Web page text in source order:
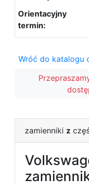
Wróć do katalogu
zamienniki z